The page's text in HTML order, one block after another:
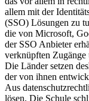
allem mit der
(SSO) Lösungen zu
die von Microsoft,
der SSO Anbieter
verknüpften
Die Länder setzen
der von ihnen
Aus
lösen. Die Schule